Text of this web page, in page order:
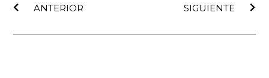
ANTERIOR
SIGUIENTE